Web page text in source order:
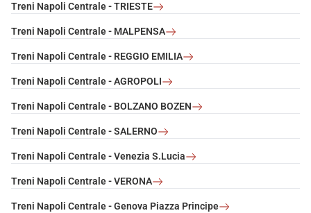
Treni Napoli Centrale - TRIESTE
Treni Napoli Centrale - MALPENSA
Treni Napoli Centrale - REGGIO EMILIA
Treni Napoli Centrale - AGROPOLI
Treni Napoli Centrale - BOLZANO BOZEN
Treni Napoli Centrale - SALERNO
Treni Napoli Centrale - Venezia S.Lucia
Treni Napoli Centrale - VERONA
Treni Napoli Centrale - Genova Piazza Principe